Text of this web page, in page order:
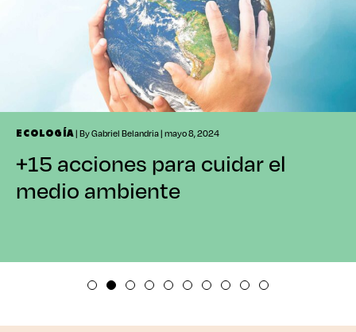
ECOLOGÍA| By Gabriel Belandria | mayo 8, 2024
+15 acciones para cuidar el
medio ambiente